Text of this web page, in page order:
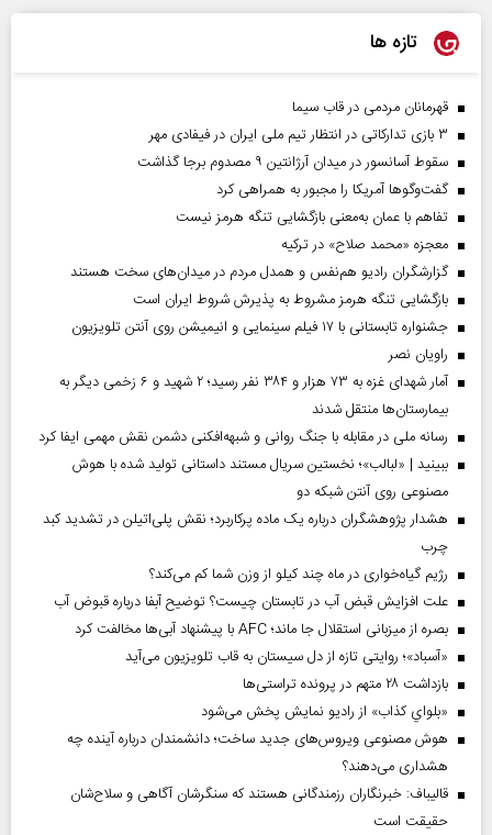
تازه ها
قهرمانان مردمی در قاب سیما
۳ بازی تدارکاتی در انتظار تیم ملی ایران در فیفادی مهر
سقوط آسانسور در میدان آرژانتین ۹ مصدوم برجا گذاشت
گفت‌وگوها آمریکا را مجبور به همراهی کرد
تفاهم با عمان به‌معنی بازگشایی تنگه هرمز نیست
معجزه «محمد صلاح» در ترکیه
گزارشگران رادیو هم‌نفس و همدل مردم در میدان‌های سخت هستند
بازگشایی تنگه هرمز مشروط به پذیرش شروط ایران است
جشنواره تابستانی با ۱۷ فیلم سینمایی و انیمیشن روی آنتن تلویزیون
راویان نصر
آمار شهدای غزه به ۷۳ هزار و ۳۸۴ نفر رسید؛ ۲ شهید و ۶ زخمی دیگر به
بیمارستان‌ها منتقل شدند
رسانه ملی در مقابله با جنگ روانی و شبهه‌افکنی دشمن نقش مهمی ایفا کرد
ببینید | «لبالب»؛ نخستین سریال مستند داستانی تولید شده با هوش
مصنوعی روی آنتن شبکه دو
هشدار پژوهشگران درباره یک ماده پرکاربرد؛ نقش پلی‌اتیلن در تشدید کبد
چرب
رژیم گیاه‌خواری در ماه چند کیلو از وزن شما کم می‌کند؟
علت افزایش قبض آب در تابستان چیست؟ توضیح آبفا درباره قبوض آب
بصره از میزبانی استقلال جا ماند؛ AFC با پیشنهاد آبی‌ها مخالفت کرد
«آسباد»؛ روایتی تازه از دل سیستان به قاب تلویزیون می‌آید
بازداشت ۲۸ متهم در پرونده تراستی‌ها
«بلواي کذاب» از رادیو نمایش پخش می‌شود
هوش مصنوعی ویروس‌های جدید ساخت؛ دانشمندان درباره آینده چه
هشداری می‌دهند؟
قالیباف: خبرنگاران رزمندگانی هستند که سنگرشان آگاهی و سلاح‌شان
حقیقت است